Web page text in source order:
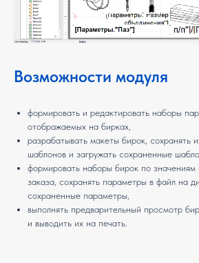
Возможности модуля
формировать и редактировать наборы
отображаемых на бирках,
разрабатывать макеты бирок, сохранять
шаблонов и загружать сохраненные
формировать наборы бирок по значениям
заказа, сохранять параметры в файл на
сохраненные параметры,
выполнять предварительный просмотр
и выводить их на печать.